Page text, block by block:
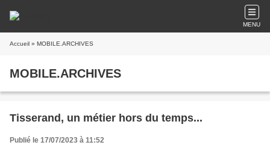
MENU
Accueil » MOBILE.ARCHIVES
MOBILE.ARCHIVES
Tisserand, un métier hors du temps...
Publié le 17/07/2023 à 11:52